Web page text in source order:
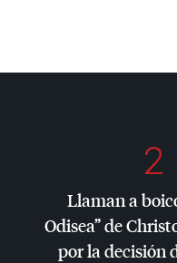
2
Llaman a
Odisea” de
por la decisión